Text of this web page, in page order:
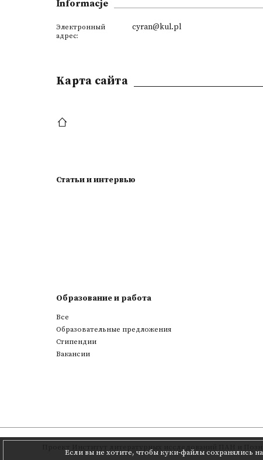
Informacje
Электронный
адрес:
cyran@kul.pl
Если вы не хотите, чтобы куки-файлы сохранялись
Kарта сайта
Статьи и интервью
Образование и работа
Все
Образовательные предложения
Стипендии
Вакансии
Институт литературных исследований ПАН